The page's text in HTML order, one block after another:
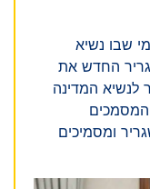
שבו נשיא
החדש את
לנשיא המדינה
ומסמיכים